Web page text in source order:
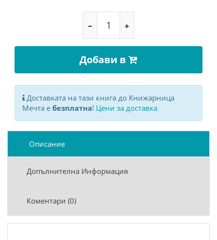
Добави в
Доставката на тази книга до Книжарница
Мечта е безплатна! Цени за доставка
Описание
Допълнителна Информация
Коментари (0)